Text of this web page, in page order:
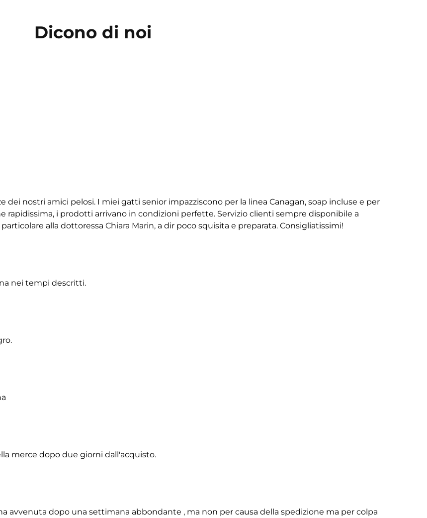
Dicono di noi
nostri amici pelosi. I miei gatti senior impazziscono per la linea Canagan, soap incluse e per
rapidissima, i prodotti arrivano in condizioni perfette. Servizio clienti sempre disponibile a
alla dottoressa Chiara Marin, a dir poco squisita e preparata. Consigliatissimi!
nei tempi descritti.
merce dopo due giorni dall'acquisto.
avvenuta dopo una settimana abbondante , ma non per causa della spedizione ma per colpa